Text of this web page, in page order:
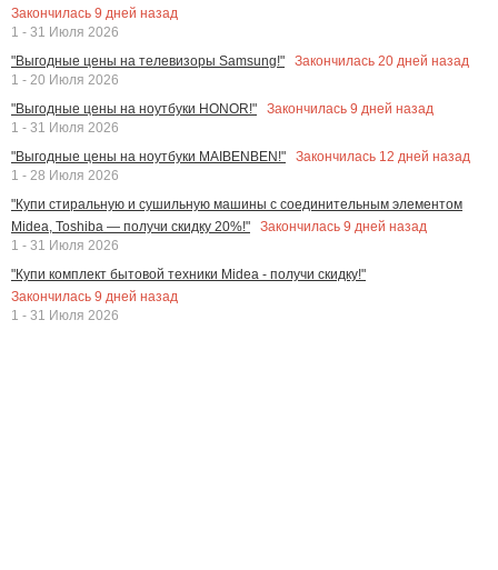
Закончилась 9 дней назад
1 - 31 Июля 2026
"Выгодные цены на телевизоры Samsung!"
Закончилась 20 дней назад
1 - 20 Июля 2026
"Выгодные цены на ноутбуки HONOR!"
Закончилась 9 дней назад
1 - 31 Июля 2026
"Выгодные цены на ноутбуки MAIBENBEN!"
Закончилась 12 дней назад
1 - 28 Июля 2026
"Купи стиральную и сушильную машины с соединительным элементом
Midea, Toshiba — получи скидку 20%!"
Закончилась 9 дней назад
1 - 31 Июля 2026
"Купи комплект бытовой техники Midea - получи скидку!"
Закончилась 9 дней назад
1 - 31 Июля 2026